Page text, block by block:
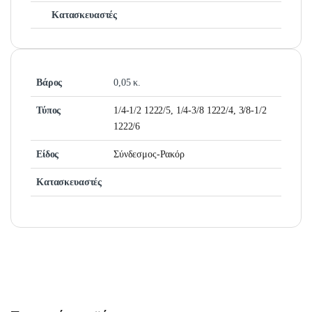
Κατασκευαστές
Βάρος 0,05 κ.
Τύπος
1/4-1/2 1222/5, 1/4-3/8 1222/4, 3/8-1/2
1222/6
Είδος Σύνδεσμος-Ρακόρ
Κατασκευαστές